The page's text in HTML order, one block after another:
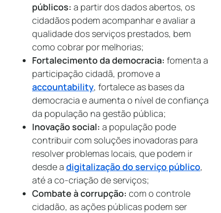
públicos: a partir dos dados abertos, os
cidadãos podem acompanhar e avaliar a
qualidade dos serviços prestados, bem
como cobrar por melhorias;
Fortalecimento da democracia: fomenta a
participação cidadã, promove a
accountability, fortalece as bases da
democracia e aumenta o nível de confiança
da população na gestão pública;
Inovação social: a população pode
contribuir com soluções inovadoras para
resolver problemas locais, que podem ir
desde a digitalização do serviço público,
até a co-criação de serviços;
Combate à corrupção: com o controle
cidadão, as ações públicas podem ser